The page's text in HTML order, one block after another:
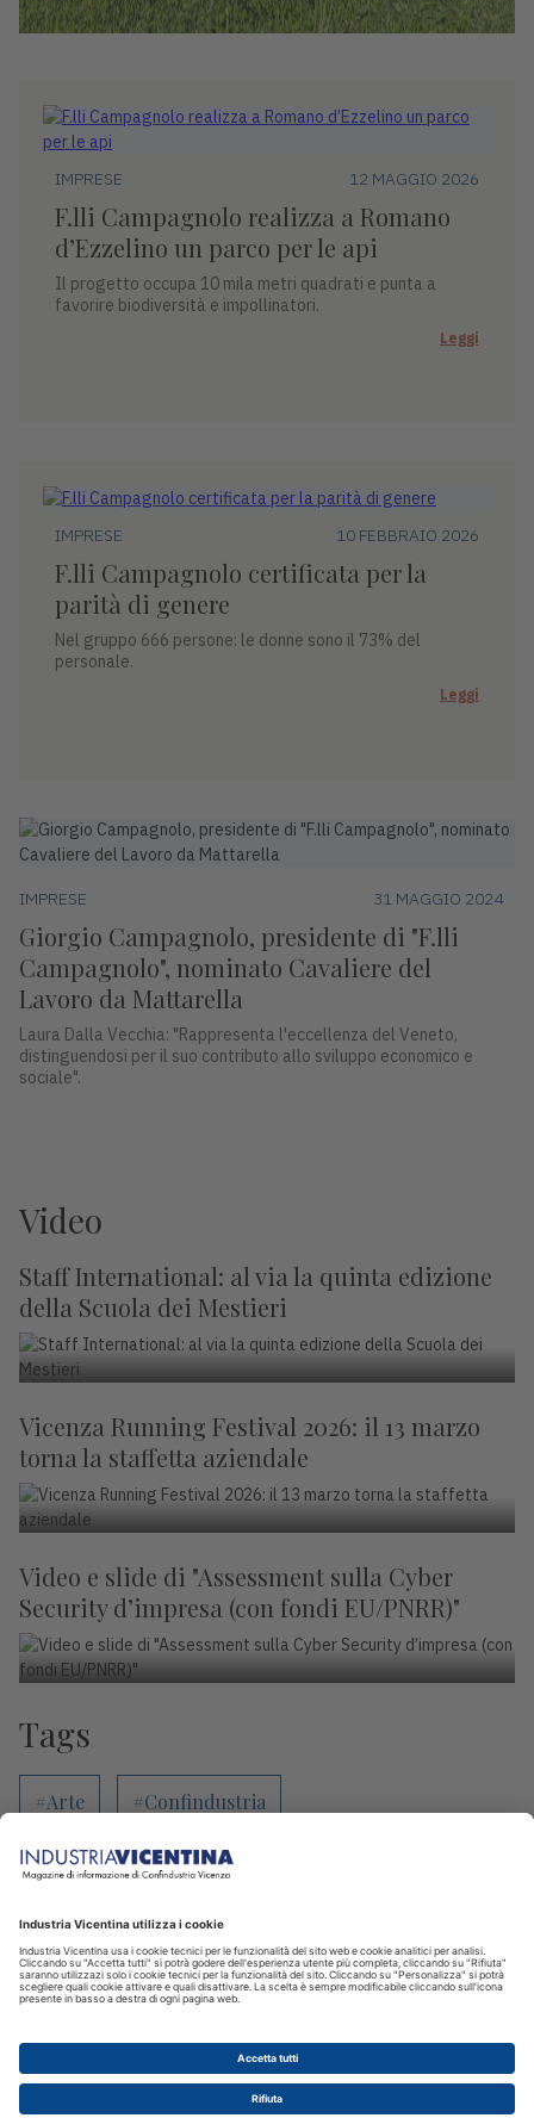
IMPRESE 12 MAGGIO 2026
F.lli Campagnolo realizza a Romano
d’Ezzelino un parco per le api
Il progetto occupa 10 mila metri quadrati e punta a
favorire biodiversità e impollinatori.
Leggi
IMPRESE 10 FEBBRAIO 2026
F.lli Campagnolo certificata per la
parità di genere
Nel gruppo 666 persone: le donne sono il 73% del
personale.
Leggi
IMPRESE 31 MAGGIO 2024
Giorgio Campagnolo, presidente di "F.lli
Campagnolo", nominato Cavaliere del
Lavoro da Mattarella
Laura Dalla Vecchia: "Rappresenta l'eccellenza del Veneto,
distinguendosi per il suo contributo allo sviluppo economico e
sociale".
Video
Staff International: al via la quinta edizione
della Scuola dei Mestieri
Vicenza Running Festival 2026: il 13 marzo
torna la staffetta aziendale
Video e slide di "Assessment sulla Cyber
Security d’impresa (con fondi EU/PNRR)"
Tags
#Arte #Confindustria
#Confindustria Sette
#Congiuntura #Contenuto sponsorizzato
© 2026 INDUSTRIA VICENTINA - Editore I.P.I srl, Piazza Castello 3
Vicenza - CF e P.IVA 00341780245 - Reg. Trib. Vicenza 431 del